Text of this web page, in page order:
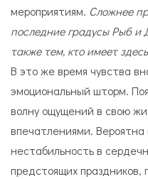
мероприятиям. Сложнее
последние градусы Рыб и
также тем, кто имеет
В это же время чувства
эмоциональный шторм.
волну ощущений в свою
впечатлениями. Вероятна
нестабильность в
предстоящих